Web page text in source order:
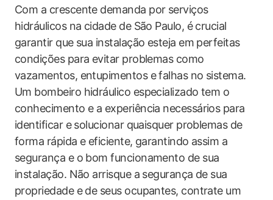
Com a crescente demanda por serviços
hidráulicos na cidade de São Paulo, é crucial
garantir que sua instalação esteja em perfeitas
condições para evitar problemas como
vazamentos, entupimentos e falhas no sistema.
Um bombeiro hidráulico especializado tem o
conhecimento e a experiência necessários para
identificar e solucionar quaisquer problemas de
forma rápida e eficiente, garantindo assim a
segurança e o bom funcionamento de sua
instalação. Não arrisque a segurança de sua
propriedade e de seus ocupantes, contrate um